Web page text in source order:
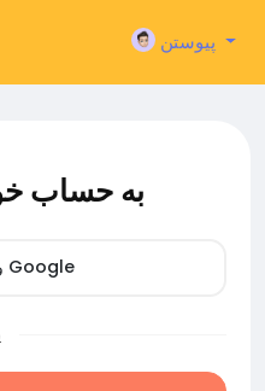
پیوستن
به حساب
ورود با Google